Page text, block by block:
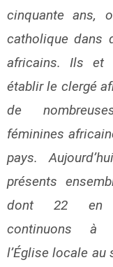
cinquante ans,
catholique dans
africains. Ils et
établir le clergé
de
féminines
pays.
présents
dont 22 en
continuons à
l’Église locale au